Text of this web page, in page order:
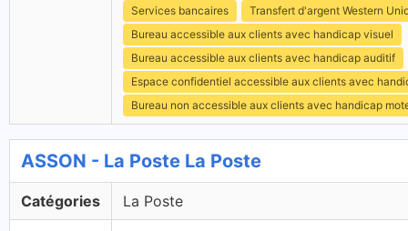
Services bancaires
Transfert d'argent Western
Bureau accessible aux clients avec handicap visuel
Bureau accessible aux clients avec handicap auditif
Espace confidentiel accessible aux clients avec
Bureau non accessible aux clients avec handicap
ASSON - La Poste La Poste
Catégories La Poste